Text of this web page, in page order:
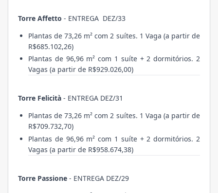
Torre Affetto - ENTREGA DEZ/33
Plantas de 73,26 m² com 2 suítes. 1 Vaga (a partir de
R$685.102,26)
Plantas de 96,96 m² com 1 suíte + 2 dormitórios. 2
Vagas (a partir de R$929.026,00)
Torre Felicità - ENTREGA DEZ/31
Plantas de 73,26 m² com 2 suítes. 1 Vaga (a partir de
R$709.732,70)
Plantas de 96,96 m² com 1 suíte + 2 dormitórios. 2
Vagas (a partir de R$958.674,38)
Torre Passione - ENTREGA DEZ/29